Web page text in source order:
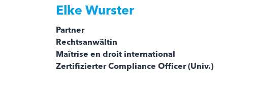
Elke Wurster
Partner
Rechtsanwältin
Maîtrise en droit international
Zertifizierter Compliance Officer (Univ.)